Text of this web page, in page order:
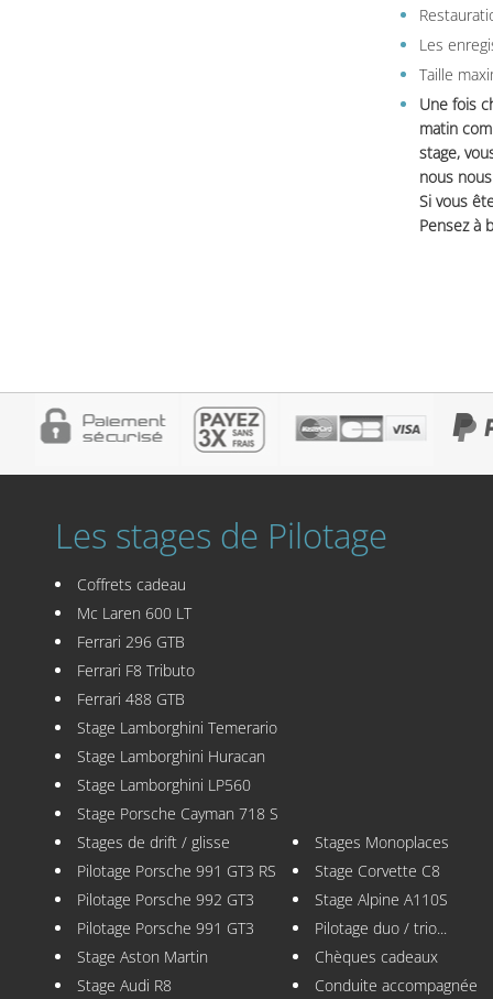
Les
Taille
Une fois
matin
stage,
nous
Si vous
Pensez à
Les stages de Pilotage
Coffrets cadeau
Mc Laren 600 LT
Ferrari 296 GTB
Ferrari F8 Tributo
Ferrari 488 GTB
Stage Lamborghini Temerario
Stage Lamborghini Huracan
Stage Lamborghini LP560
Stage Porsche Cayman 718 S
Stages de drift / glisse
Pilotage Porsche 991 GT3 RS
Pilotage Porsche 992 GT3
Pilotage Porsche 991 GT3
Stage Aston Martin
Stage Audi R8
Stages Monoplaces
Stage Corvette C8
Stage Alpine A110S
Pilotage duo / trio...
Chèques cadeaux
Conduite accompagnée